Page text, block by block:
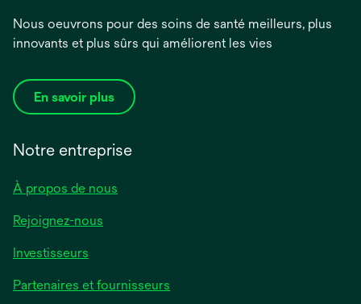
Nous oeuvrons pour des soins de santé meilleurs, plus
innovants et plus sûrs qui améliorent les vies
En savoir plus
Notre entreprise
À propos de nous
Rejoignez-nous
Investisseurs
Partenaires et fournisseurs